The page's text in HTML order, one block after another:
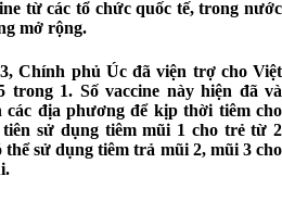
từ các tổ chức quốc tế, trong nước
mở rộng.
Chính phủ Úc đã viện trợ cho Việt
trong 1. Số vaccine này hiện đã và
các địa phương để kịp thời tiêm cho
sử dụng tiêm mũi 1 cho trẻ từ 2
thể sử dụng tiêm trả mũi 2, mũi 3 cho